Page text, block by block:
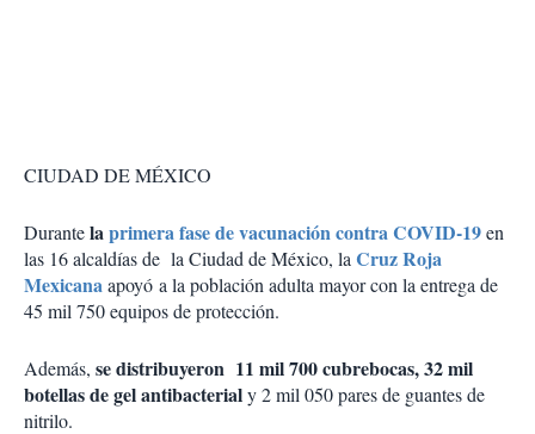
CIUDAD DE MÉXICO
Durantelaprimera fase de vacunación contra COVID-19en
las 16 alcaldías de la Ciudad de México, laCruz Roja
Mexicanaapoyó a la población adulta mayor con la entrega de
45 mil 750 equipos de protección.
Además, se distribuyeron 11 mil 700 cubrebocas, 32 mil
botellas de gel antibacterialy 2 mil 050 pares de guantes de
nitrilo.